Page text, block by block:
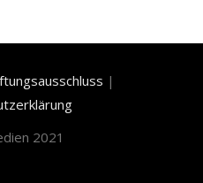
|
2021